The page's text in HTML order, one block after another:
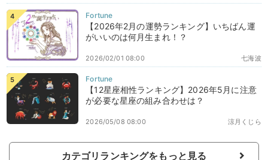
【2026年2月の運勢ランキング】いちばん運
がいいのは何月生まれ！？
七海波
2026/02/01 08:00
【12星座相性ランキング】2026年5月に注意
が必要な星座の組み合わせは？
涼月くじら
2026/05/08 08:00
カテゴリランキングをもっと見る